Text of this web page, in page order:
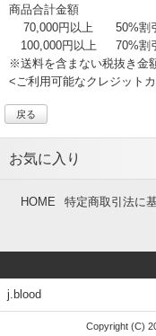
商品合計金額
70,000円以上
50%割引
100,000円以上
70%割引
※送料を含まない税抜き金
<ご利用可能なクレジット
戻る
お気に入り
HOME 特定商取引法に
j.blood
Copyright (C)